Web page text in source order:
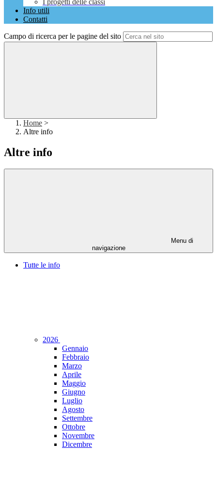
I progetti delle classi
Info utili
Contatti
Campo di ricerca per le pagine del sito
Home >
Altre info
Altre info
Menu di
navigazione
Tutte le info
2026
Gennaio
Febbraio
Marzo
Aprile
Maggio
Giugno
Luglio
Agosto
Settembre
Ottobre
Novembre
Dicembre